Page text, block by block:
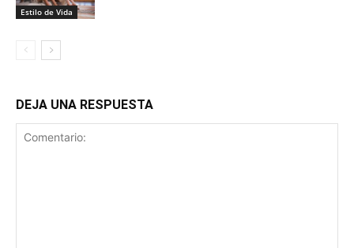
Estilo de Vida
DEJA UNA RESPUESTA